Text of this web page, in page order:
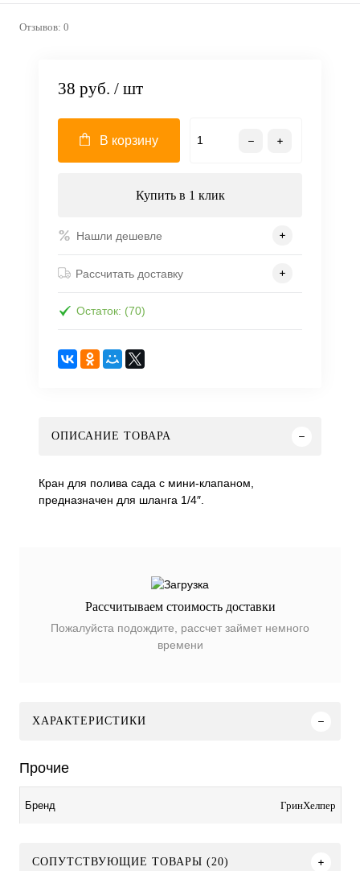
Отзывов: 0
38 руб. / шт
В корзину
Купить в 1 клик
Нашли дешевле
Рассчитать доставку
Остаток: (70)
ОПИСАНИЕ ТОВАРА
Кран для полива сада с мини-клапаном,
предназначен для шланга 1/4″.
Рассчитываем стоимость доставки
Пожалуйста подождите, рассчет займет немного
времени
ХАРАКТЕРИСТИКИ
Прочие
Бренд ГринХелпер
СОПУТСТВУЮЩИЕ ТОВАРЫ (20)